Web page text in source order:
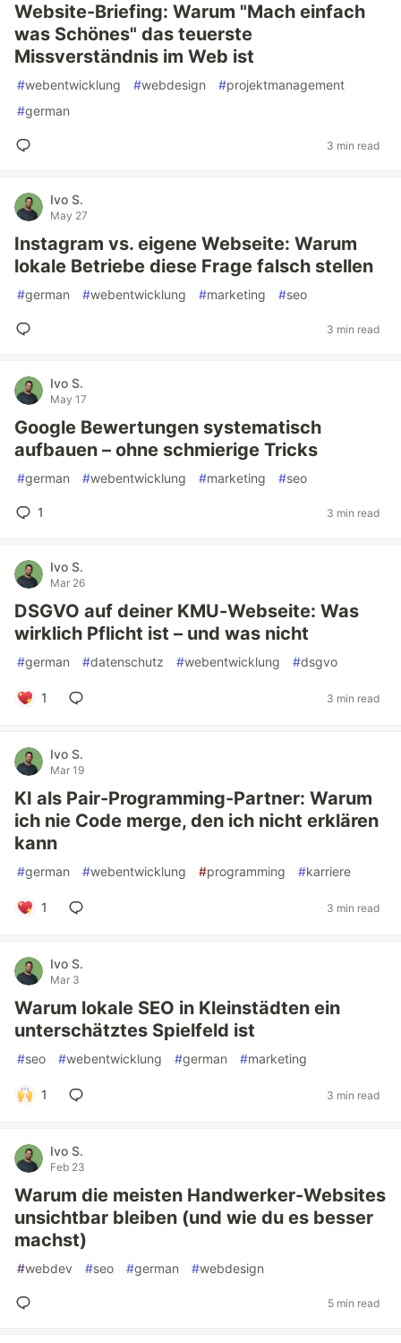
Website-Briefing: Warum "Mach einfach
was Schönes" das teuerste
Missverständnis im Web ist
#webentwicklung #webdesign #projektmanagement
#german
3 min read
Ivo S.
May 27
Instagram vs. eigene Webseite: Warum
lokale Betriebe diese Frage falsch stellen
#german #webentwicklung #marketing #seo
3 min read
Ivo S.
May 17
Google Bewertungen systematisch
aufbauen – ohne schmierige Tricks
#german #webentwicklung #marketing #seo
1 3 min read
Ivo S.
Mar 26
DSGVO auf deiner KMU-Webseite: Was
wirklich Pflicht ist – und was nicht
#german #datenschutz #webentwicklung #dsgvo
1 3 min read
Ivo S.
Mar 19
KI als Pair-Programming-Partner: Warum
ich nie Code merge, den ich nicht erklären
kann
#german #webentwicklung #programming #karriere
1 3 min read
Ivo S.
Mar 3
Warum lokale SEO in Kleinstädten ein
unterschätztes Spielfeld ist
#seo #webentwicklung #german #marketing
1 3 min read
Ivo S.
Feb 23
Warum die meisten Handwerker-Websites
unsichtbar bleiben (und wie du es besser
machst)
#webdev #seo #german #webdesign
5 min read